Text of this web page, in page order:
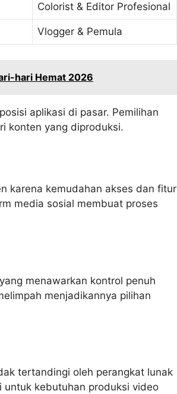
Colorist & Editor Profesional
Vlogger & Pemula
hari Hemat 2026
aplikasi di pasar. Pemilihan
konten yang diproduksi.
karena kemudahan akses dan fitur
media sosial membuat proses
menawarkan kontrol penuh
menjadikannya pilihan
tertandingi oleh perangkat lunak
untuk kebutuhan produksi video